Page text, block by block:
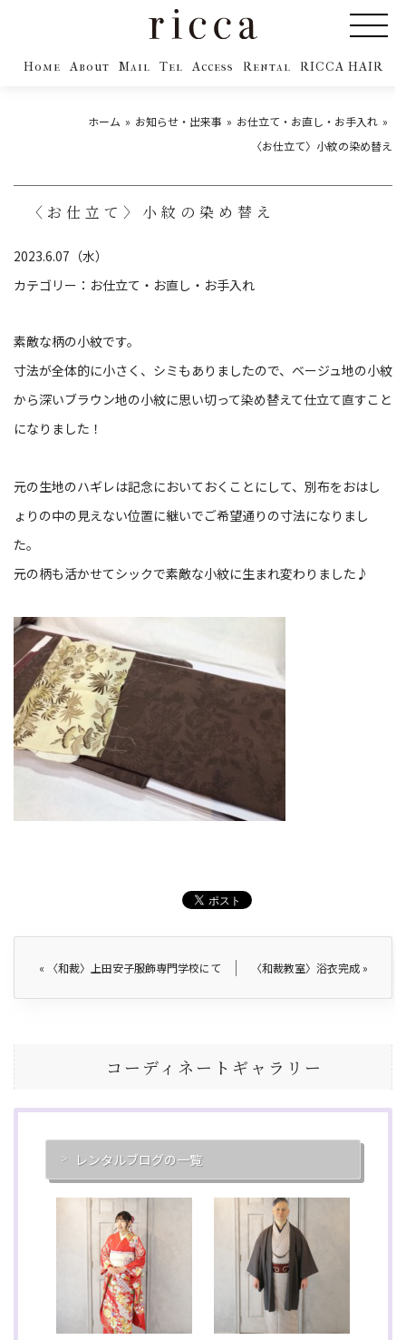
Home About Mail Tel Access Rental RICCA HAIR
ホーム お知らせ・出来事
お仕立て・お直し・お手入れ
〈お仕立て〉小紋の染め替え
〈お仕立て〉小紋の染め替え
2023.6.07（水）
カテゴリー： お仕立て・お直し・お手入れ
素敵な柄の小紋です。
寸法が全体的に小さく、シミもありましたので、ベージュ地の小紋
から深いブラウン地の小紋に思い切って染め替えて仕立て直すこと
になりました！
元の生地のハギレは記念においておくことにして、別布をおはし
ょりの中の見えない位置に継いでご希望通りの寸法になりまし
た。
元の柄も活かせてシックで素敵な小紋に生まれ変わりました♪
« 〈和裁〉上田安子服飾専門学校にて 〈和裁教室〉浴衣完成»
コーディネートギャラリー
レンタルブログの一覧